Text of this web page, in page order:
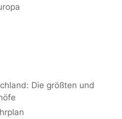
Die größten und